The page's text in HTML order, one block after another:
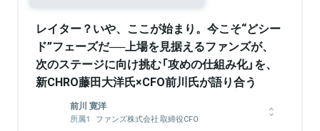
レイター？いや、ここが始まり。今こそ“どシー
ド”フェーズだ──上場を見据えるファンズが、
次のステージに向け挑む「攻めの仕組み化」を、
新CHRO藤田大洋氏×CFO前川氏が語り合う
前川 寛洋
ファンズ株式会社 取締役CFO